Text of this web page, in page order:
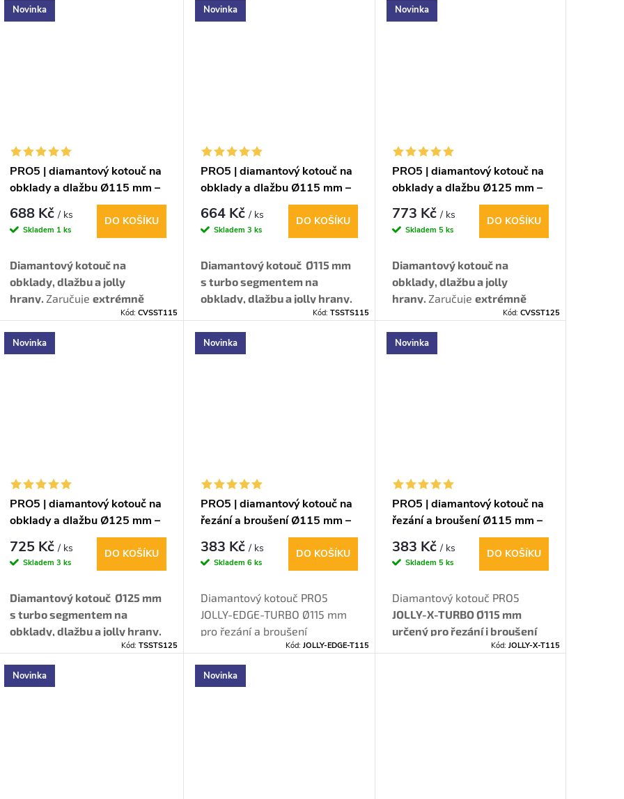
výbrus.
Novinka
PRO5 | diamantový kotouč na
obklady a dlažbu Ø115 mm –
jolly hrany
688 Kč/ ks
Skladem 1 ks
DO KOŠÍKU
Diamantový kotouč na
obklady, dlažbu a jolly
hrany. Zaručuje extrémně
bez štěpení glazury –
ideální i pro tvrdý gres,
porcelán a kámen.
Kód:CVSST115
Novinka
PRO5 | diamantový kotouč na
obklady a dlažbu Ø115 mm –
jolly hrany (turbo)
664 Kč/ ks
Skladem3 ks
DO KOŠÍKU
Diamantový kotouč Ø115 mm
s turbo segmentem na
obklady, dlažbu a jolly hrany.
čistým
řezem bez otřepů
pro tvrdé materiály, jako je
Kód: TSSTS115
Novinka
PRO5 | diamantový kotouč na
obklady a dlažbu Ø125 mm –
jolly hrany
773 Kč/ ks
Skladem 5 ks
DO KOŠÍKU
Diamantový kotouč na
obklady, dlažbu a jolly
hrany. Zaručuje extrémně
bez štěpení glazury –
ideální i pro tvrdý gres,
porcelán a kámen.
Kód: CVSST125
Novinka
PRO5 | diamantový kotouč na
obklady a dlažbu Ø125 mm –
jolly hrany (turbo)
725 Kč/ ks
Skladem 3 ks
DO KOŠÍKU
Diamantový kotouč Ø125 mm
s turbo segmentem na
obklady, dlažbu a jolly hrany.
čistým
řezem bez otřepů
pro tvrdé materiály, jako je
Kód:TSSTS125
Novinka
PRO5 | diamantový kotouč na
řezání a broušení Ø115 mm –
jolly hrany (V-turbo)
383 Kč/ ks
Skladem6 ks
DO KOŠÍKU
Diamantový kotouč PRO5
JOLLY-EDGE-TURBO Ø115 mm
pro řezání a broušení
kamenických rohů.
Celoobvodový turbo „V“
segment zaručuje čistý řez i
Kód: JOLLY-EDGE-T115
Novinka
PRO5 | diamantový kotouč na
řezání a broušení Ø115 mm –
jolly hrany (X-turbo)
383 Kč/ ks
Skladem 5 ks
DO KOŠÍKU
Diamantový kotouč PRO5
JOLLY-X-TURBO Ø115 mm
určený pro řezání i broušení
Celoplošný
Kód: JOLLY-X-T115
Novinka Novinka